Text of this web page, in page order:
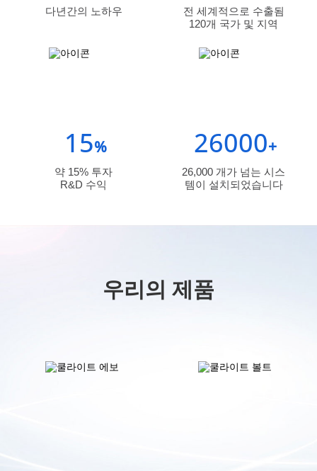
다년간의 노하우
전 세계적으로 수출됨
120개 국가 및 지역
15%
약 15% 투자
R&D 수익
26000+
26,000 개가 넘는 시스
템이 설치되었습니다
우리의 제품